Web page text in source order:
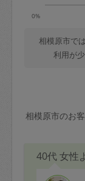
0%
相模原市で
利用が
相模原市のお
40代 女性